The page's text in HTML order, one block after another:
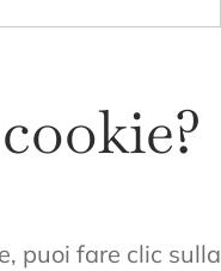
puoi fare clic sulla